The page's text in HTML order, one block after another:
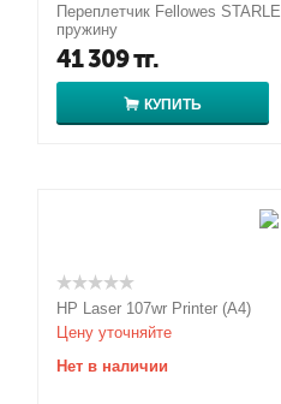
Переплетчик Fellowes
пружину
41 309тг.
КУПИТЬ
HP Laser 107wr Printer (A4)
Цену уточняйте
Нет в наличии